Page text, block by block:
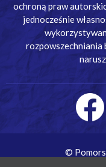
ochroną praw
jednocześnie
rozpowszechniania
©